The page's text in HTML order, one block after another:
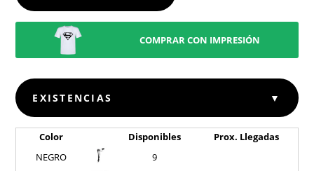
COMPRAR CON IMPRESIÓN
EXISTENCIAS ▼
Color Disponibles
Prox. Llegadas
NEGRO
9